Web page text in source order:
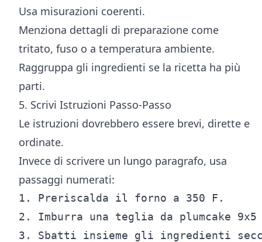
Usa misurazioni coerenti.
Menziona dettagli di preparazione come
tritato, fuso o a temperatura ambiente.
Raggruppa gli ingredienti se la ricetta ha più
parti.
5. Scrivi Istruzioni Passo-Passo
Le istruzioni dovrebbero essere brevi, dirette e
ordinate.
Invece di scrivere un lungo paragrafo, usa
passaggi numerati:
1. Preriscalda il forno a 350 F.
2. Imburra una teglia da plumcake
3. Sbatti insieme gli ingredienti